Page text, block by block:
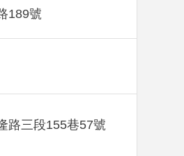
189號
路三段155巷57號